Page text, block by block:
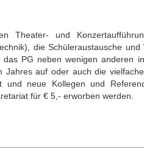
Theater- und
die Schüleraustausche
PG neben wenigen anderen
Jahres auf oder auch die
und neue Kollegen und
für € 5,- erworben werden.